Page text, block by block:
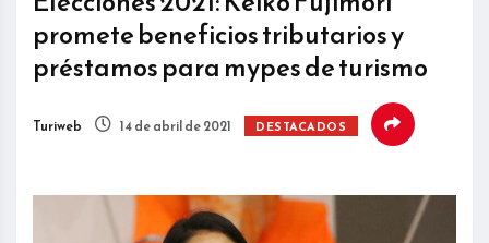
promete beneficios tributarios y
préstamos para mypes de turismo
Turiweb 14 de abril de 2021 DESTACADOS